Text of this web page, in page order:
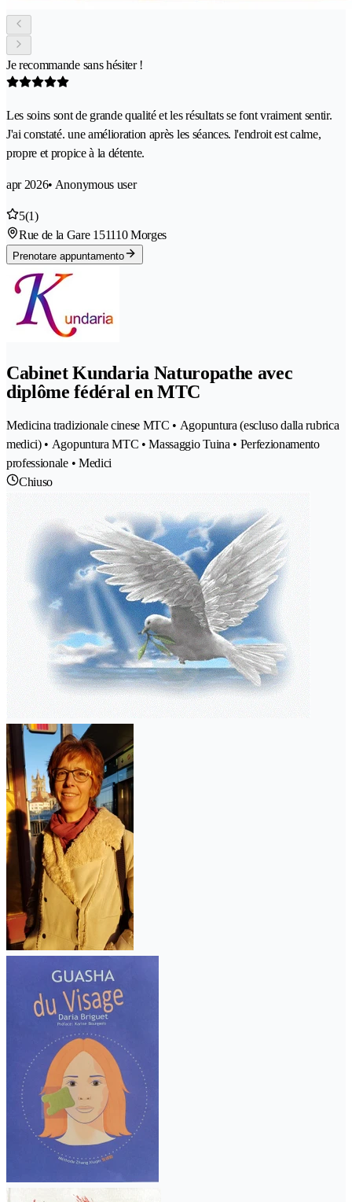
Je recommande sans hésiter !
Les soins sont de grande qualité et les résultats se font vraiment sentir.
J'ai constaté. une amélioration après les séances. l'endroit est calme,
propre et propice à la détente.
apr 2026• Anonymous user
5(1)
Rue de la Gare 151110 Morges
Prenotare appuntamento
Cabinet Kundaria Naturopathe avec
diplôme fédéral en MTC
Medicina tradizionale cinese MTC • Agopuntura (escluso dalla rubrica
medici) • Agopuntura MTC • Massaggio Tuina • Perfezionamento
professionale • Medici
Chiuso